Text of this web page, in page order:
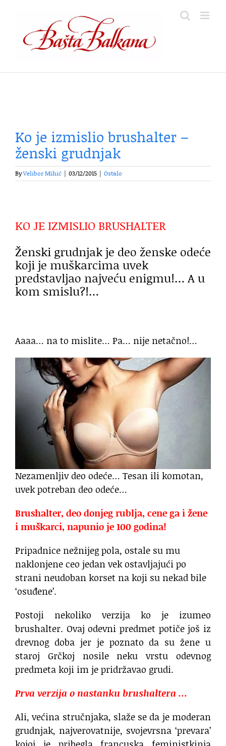
content
Ko je izmislio brushalter –
ženski grudnjak
ByVelibor Mihić 03/12/2015 Ostalo
KO JE IZMISLIO BRUSHALTER
Ženski grudnjak je deo ženske odeće
koji je muškarcima uvek
predstavljao najveću enigmu!… A u
kom smislu?!…
Aaaa… na to mislite… Pa… nije netačno!…
Nezamenljiv deo odeće… Tesan ili komotan,
uvek potreban deo odeće…
Brushalter, deo donjeg rublja, cene ga i žene
i muškarci, napunio je 100 godina!
Pripadnice nežnijeg pola, ostale su mu
naklonjene ceo jedan vek ostavljajući po
strani neudoban korset na koji su nekad bile
‘osuđene’.
Postoji nekoliko verzija ko je izumeo
brushalter. Ovaj odevni predmet potiče još iz
drevnog doba jer je poznato da su žene u
staroj Grčkoj nosile neku vrstu odevnog
predmeta koji im je pridržavao grudi.
Prva verzija o nastanku brushaltera …
Ali, većina stručnjaka, slaže se da je moderan
grudnjak, najverovatnije, svojevrsna ‘prevara’